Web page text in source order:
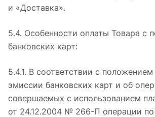
и «Доставка».
5.4. Особенности оплаты Товара с
банковских карт:
5.4.1. В соответствии с
эмиссии банковских карт и об
совершаемых с использованием
от 24.12.2004 № 266-П операции по